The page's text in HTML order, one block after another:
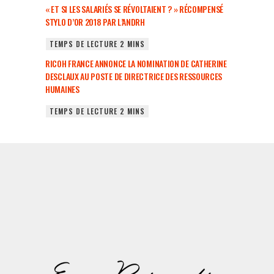
« ET SI LES SALARIÉS SE RÉVOLTAIENT ? » RÉCOMPENSÉ
STYLO D’OR 2018 PAR L’ANDRH
RICOH FRANCE ANNONCE LA NOMINATION DE CATHERINE
DESCLAUX AU POSTE DE DIRECTRICE DES RESSOURCES
HUMAINES